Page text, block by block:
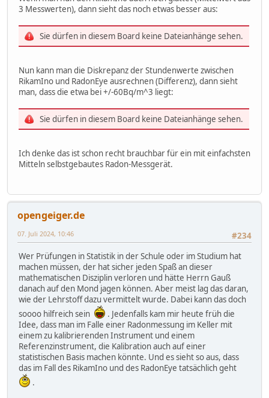
Serial.print('.');
Serial.print('.');
Serial.print(now.year());
Serial.print(':');
Serial.print(now.minute());
Serial.print(':');
Serial.print(now.second());
Serial.print(' ');
Serial.print(dt);
Serial.print(temp);
Serial.print(' ');
Serial.print(hum);
myFile.print(now.day(), DEC);
myFile.print(now.month(), DEC);
myFile.print(now.year(), DEC);
myFile.print(' ');
myFile.print(now.hour(), DEC);
myFile.print(':');
myFile.print(now.minute(), DEC);
myFile.print(':');
myFile.print(now.second(), DEC);
myFile.print('\t');
myFile.print(dt);
myFile.print('\t');
myFile.print(temp);
myFile.print('\t');
myFile.print(hum);
3 Messwerten), dann sieht das noch etwas besser aus:
Sie dürfen in diesem Board keine Dateianhänge sehen.
Nun kann man die Diskrepanz der Stundenwerte zwischen
RikamIno und RadonEye ausrechnen (Differenz), dann sieht
man, dass die etwa bei +/-60Bq/m^3 liegt:
Sie dürfen in diesem Board keine Dateianhänge sehen.
Ich denke das ist schon recht brauchbar für ein mit einfachsten
Mitteln selbstgebautes Radon-Messgerät.
opengeiger.de
#234
07. Juli 2024, 10:46
Wer Prüfungen in Statistik in der Schule oder im Studium hat
machen müssen, der hat sicher jeden Spaß an dieser
mathematischen Disziplin verloren und hätte Herrn Gauß
danach auf den Mond jagen können. Aber meist lag das daran,
wie der Lehrstoff dazu vermittelt wurde. Dabei kann das doch
soooo hilfreich sein
. Jedenfalls kam mir heute früh die
Idee, dass man im Falle einer Radonmessung im Keller mit
einem zu kalibrierenden Instrument und einem
Referenzinstrument, die Kalibration auch auf einer
statistischen Basis machen könnte. Und es sieht so aus, dass
das im Fall des RikamIno und des RadonEye tatsächlich geht
.